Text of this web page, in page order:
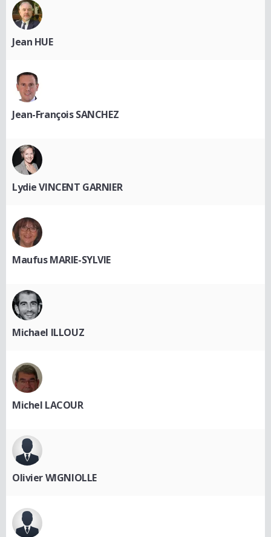
Jean HUE
Jean-François SANCHEZ
Lydie VINCENT GARNIER
Maufus MARIE-SYLVIE
Michael ILLOUZ
Michel LACOUR
Olivier WIGNIOLLE